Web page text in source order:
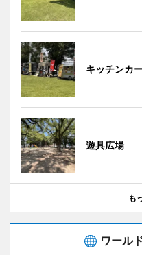
キッチンカ
遊具広場
も
ワール